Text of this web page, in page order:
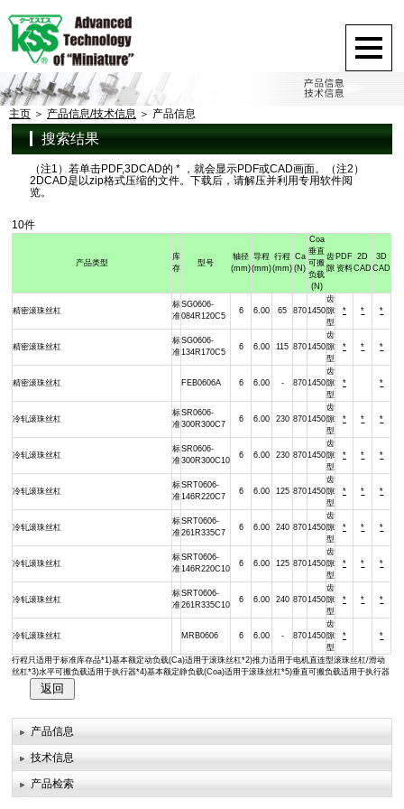
主页 产品信息/技术信息 产品信息
搜索结果
（注1）若单击PDF,3DCAD的 * ，就会显示PDF或CAD画面。（注2）
2DCAD是以zip格式压缩的文件。下载后，请解压并利用专用软件阅
览。
10件
行程只适用于标准库存品*1)基本额定动负载(Ca)适用于滚珠丝杠*2)推力适用于电机直连型滚珠丝杠/滑动
丝杠*3)水平可搬负载适用于执行器*4)基本额定静负载(Coa)适用于滚珠丝杠*5)垂直可搬负载适用于执行器
产品类型
库
存
型号
轴径
(mm)
导程
(mm)
行程
(mm)
Ca
(N)
Coa
垂直
可搬
负载
(N)
齿
隙
PDF
资料
2D
CAD
3D
CAD
精密滚珠丝杠
标
准
SG0606-
084R120C5
6 6.00 65 8701450
齿
隙
型
* * *
精密滚珠丝杠
标
准
SG0606-
134R170C5
6 6.00 115 8701450
齿
隙
型
* * *
精密滚珠丝杠 FEB0606A 6 6.00 - 8701450
齿
隙
型
* *
冷轧滚珠丝杠
标
准
SR0606-
300R300C7
6 6.00 230 8701450
齿
隙
型
* * *
冷轧滚珠丝杠
标
准
SR0606-
300R300C10
6 6.00 230 8701450
齿
隙
型
* * *
冷轧滚珠丝杠
标
准
SRT0606-
146R220C7
6 6.00 125 8701450
齿
隙
型
* * *
冷轧滚珠丝杠
标
准
SRT0606-
261R335C7
6 6.00 240 8701450
齿
隙
型
* * *
冷轧滚珠丝杠
标
准
SRT0606-
146R220C10
6 6.00 125 8701450
齿
隙
型
* * *
冷轧滚珠丝杠
标
准
SRT0606-
261R335C10
6 6.00 240 8701450
齿
隙
型
* * *
冷轧滚珠丝杠 MRB0606 6 6.00 - 8701450
齿
隙
型
* *
产品信息
技术信息
产品检索